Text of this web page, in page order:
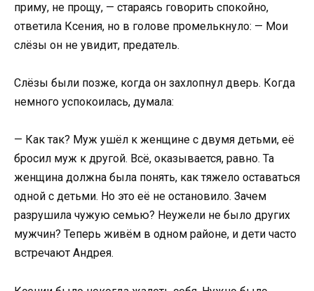
приму, не прощу, — стараясь говорить спокойно,
ответила Ксения, но в голове промелькнуло: — Мои
слёзы он не увидит, предатель.
Слёзы были позже, когда он захлопнул дверь. Когда
немного успокоилась, думала:
— Как так? Муж ушёл к женщине с двумя детьми, её
бросил муж к другой. Всё, оказывается, равно. Та
женщина должна была понять, как тяжело оставаться
одной с детьми. Но это её не остановило. Зачем
разрушила чужую семью? Неужели не было других
мужчин? Теперь живём в одном районе, и дети часто
встречают Андрея.